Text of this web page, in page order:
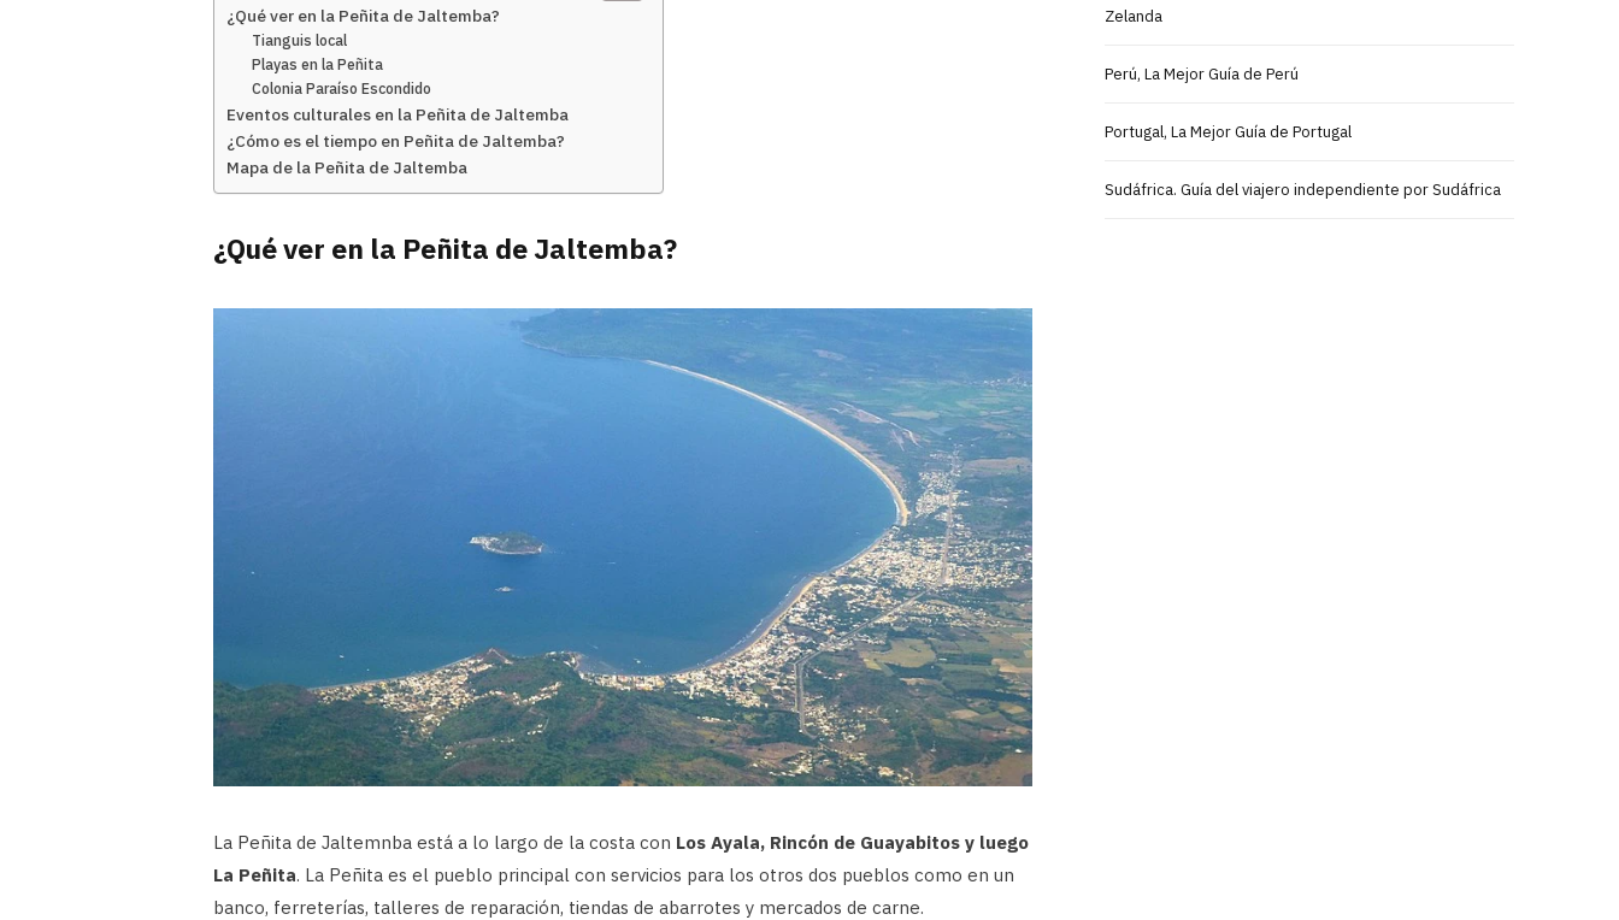
¿Qué ver en la Peñita de Jaltemba?
Tianguis local
Playas en la Peñita
Colonia Paraíso Escondido
Eventos culturales en la Peñita de Jaltemba
¿Cómo es el tiempo en Peñita de Jaltemba?
Mapa de la Peñita de Jaltemba
¿Qué ver en la Peñita de Jaltemba?
La Peñita de Jaltemnba está a lo largo de la costa con Los Ayala, Rincón de Guayabitos y luego
La Peñita. La Peñita es el pueblo principal con servicios para los otros dos pueblos como en un
banco, ferreterías, talleres de reparación, tiendas de abarrotes y mercados de carne.
Zelanda
Perú, La Mejor Guía de Perú
Portugal, La Mejor Guía de Portugal
Sudáfrica. Guía del viajero independiente por Sudáfrica